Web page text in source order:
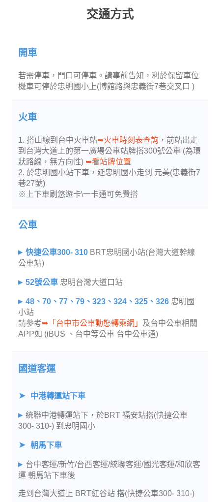
交通方式
開車
若需停車，門口可停車。請事前告知，利於保留車位
機車可停於忠明國小上(博館路與忠義街7巷交叉口 )
火車
1. 搭山線到台中火車站➥火車時刻表查詢 ，前站出走
到台灣大道上的第一廣場公車站牌搭300號公車 (為環
狀路線，無方向性) ➥看站牌位置
2. 於忠明國小站下車，延忠明國小走到 元美(忠義街7
巷27號)
※上下車刷悠遊卡\一卡通可免費搭
公車
快捷公車300- 310BRT忠明國小站(台灣大道幹線
公車站)
52號公車忠明台灣大道口站
48、70、77、79、323、324、325、326忠明國
小站
請參考➥「台中市公車動態轉乘網」
及台中公車相關
APP如 (iBUS 、台中等公車 台中公車通)
國道客運
中港轉運站下車
統聯中港轉運站下，於BRT 福安站搭(快捷公車
300- 310-) 到忠明國小
朝馬下車
台中客運/新竹/台西客運/統聯客運/國光客運/和欣客
運 朝馬站下車後
走到台灣大道上 BRT紅谷站 搭(快捷公車300- 310-)